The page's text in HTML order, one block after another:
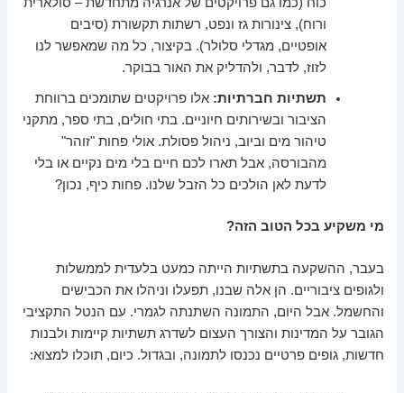
ורוח), צינורות גז ונפט, רשתות תקשורת (סיבים
אופטיים, מגדלי סלולר). בקיצור, כל מה שמאפשר לנו
לזוז, לדבר, ולהדליק את האור בבוקר.
תשתיות חברתיות: אלו פרויקטים שתומכים ברווחת
הציבור ובשירותים חיוניים. בתי חולים, בתי ספר, מתקני
טיהור מים וביוב, ניהול פסולת. אולי פחות "זוהר"
מהבורסה, אבל תארו לכם חיים בלי מים נקיים או בלי
לדעת לאן הולכים כל הזבל שלנו. פחות כיף, נכון?
מי משקיע בכל הטוב הזה?
בעבר, ההשקעה בתשתיות הייתה כמעט בלעדית לממשלות
ולגופים ציבוריים. הן אלה שבנו, תפעלו וניהלו את הכבישים
והחשמל. אבל היום, התמונה השתנתה לגמרי. עם הנטל התקציבי
הגובר על המדינות והצורך העצום לשדרג תשתיות קיימות ולבנות
חדשות, גופים פרטיים נכנסו לתמונה, ובגדול. כיום, תוכלו למצוא: